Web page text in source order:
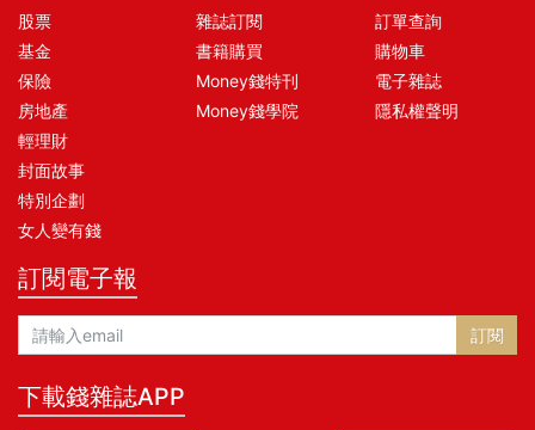
股票
基金
保險
房地產
輕理財
封面故事
特別企劃
女人變有錢
雜誌訂閱
書籍購買
Money錢特刊
Money錢學院
訂單查詢
購物車
電子雜誌
隱私權聲明
訂閱電子報
訂閱
下載錢雜誌APP